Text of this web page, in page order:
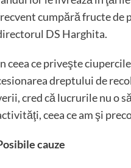
cumpără fructe de
DS Harghita.
ceea ce priveşte
dreptului de
cred că lucrurile nu o
ceea ce am şi
cauze